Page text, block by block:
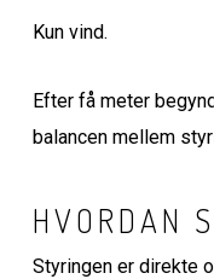
Kun vind.
Efter få meter
balancen mellem
HVORDAN
Styringen er direkte